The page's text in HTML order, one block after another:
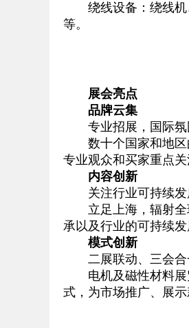
绕线设备：绕线机
等。
展会亮点
品牌云集
专业招展，国际氛
数十个国家和地区
专业观众和买家重点
内容创新
关注行业可持续发
立足上海，辐射全
承以及行业的可持续发
模式创新
二展联动、三会合
电机及磁性材料展览
式，为市场推广、展